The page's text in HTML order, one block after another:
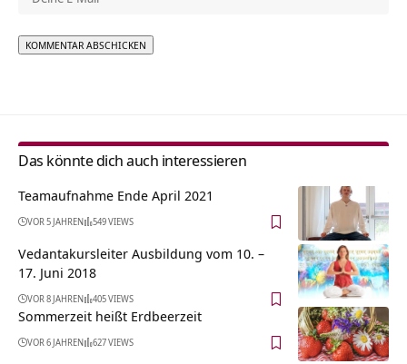
Das könnte dich auch interessieren
Teamaufnahme Ende April 2021
VOR 5 JAHREN 549 VIEWS
Vedantakursleiter Ausbildung vom 10. –
17. Juni 2018
VOR 8 JAHREN 405 VIEWS
Sommerzeit heißt Erdbeerzeit
VOR 6 JAHREN 627 VIEWS